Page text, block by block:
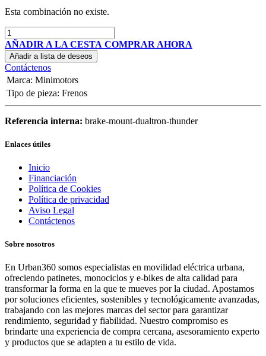
Esta combinación no existe.
AÑADIR A LA CESTA COMPRAR AHORA
Añadir a lista de deseos
Contáctenos
Marca: Minimotors
Tipo de pieza: Frenos
Referencia interna: brake-mount-dualtron-thunder
Enlaces útiles
Inicio
Financiación
Política de Cookies
Política de privacidad
Aviso Legal
Contáctenos
Sobre nosotros
En Urban360 somos especialistas en movilidad eléctrica urbana,
ofreciendo patinetes, monociclos y e-bikes de alta calidad para
transformar la forma en la que te mueves por la ciudad. Apostamos
por soluciones eficientes, sostenibles y tecnológicamente avanzadas,
trabajando con las mejores marcas del sector para garantizar
rendimiento, seguridad y fiabilidad. Nuestro compromiso es
brindarte una experiencia de compra cercana, asesoramiento experto
y productos que se adapten a tu estilo de vida.